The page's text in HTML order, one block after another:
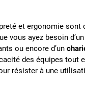
et ergonomie
vous ayez besoin d’un
ou encore d’un
des équipes
résister à une